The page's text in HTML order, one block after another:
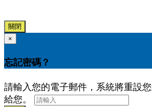
關閉
×
忘記密碼？
請輸入您的電子郵件，系統將重設
給您。